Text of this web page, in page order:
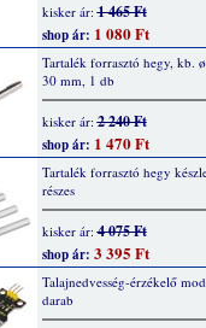
kisker ár:1 465 Ft
shop ár: 1 080 Ft
Tartalék forrasztó hegy, kb.
30 mm, 1 db
kisker ár:2 240 Ft
shop ár: 1 470 Ft
Tartalék forrasztó hegy
részes
kisker ár:4 075 Ft
shop ár: 3 395 Ft
Talajnedvesség-érzékelő
darab